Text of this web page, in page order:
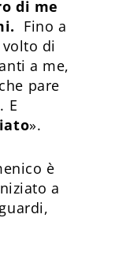
di me
Fino a
di
a me,
pare
E
».
è
a